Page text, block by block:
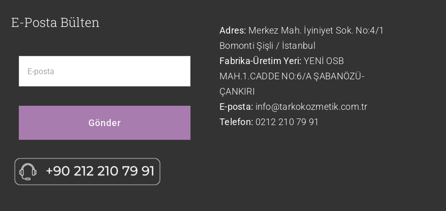
E-Posta Bülten
Gönder
Adres: Merkez Mah. İyiniyet Sok. No:4/1
Bomonti Şişli / İstanbul
Fabrika-Üretim Yeri: YENİ OSB
MAH.1.CADDE NO:6/A ŞABANÖZÜ-
ÇANKIRI
E-posta: info@tarkokozmetik.com.tr
Telefon: 0212 210 79 91